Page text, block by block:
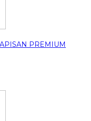
PREMIUM